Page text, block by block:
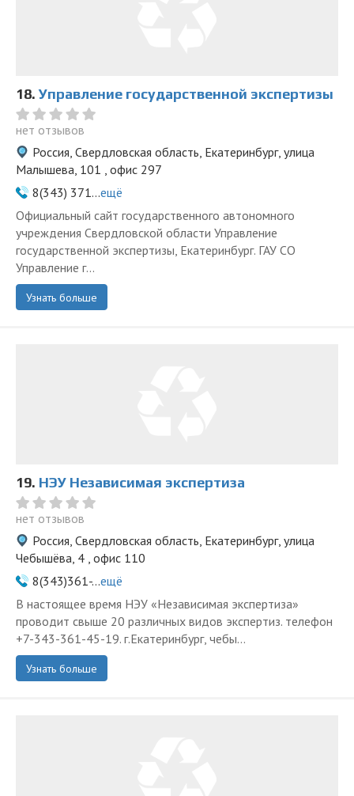
18.Управление государственной экспертизы
нет отзывов
Россия, Свердловская область, Екатеринбург, улица
Малышева, 101 , офис 297
8(343) 371...ещё
Официальный сайт государственного автономного
учреждения Свердловской области Управление
государственной экспертизы, Екатеринбург. ГАУ СО
Управление г...
Узнать больше
19. НЭУ Независимая экспертиза
нет отзывов
Россия, Свердловская область, Екатеринбург, улица
Чебышёва, 4 , офис 110
8(343)361-...ещё
В настоящее время НЭУ «Независимая экспертиза»
проводит свыше 20 различных видов экспертиз. телефон
+7-343-361-45-19. г.Екатеринбург, чебы...
Узнать больше